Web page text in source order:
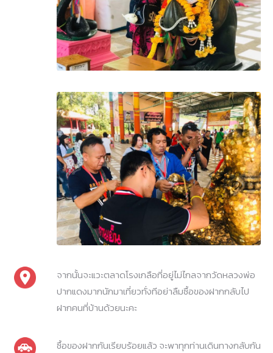
จากนั้นจะแวะตลาดโรงเกลือที่อยู่ไม่ไกลจากวัดหลวงพ่อ
ปากแดงมากนักมาเที่ยวทั่งทีอย่าลืมซื้อของฝากกลับไป
ฝากคนที่บ้านด้วยนะคะ
ซื้อของฝากกันเรียบร้อยแล้ว จะพาทุกท่านเดินทางกลับกัน